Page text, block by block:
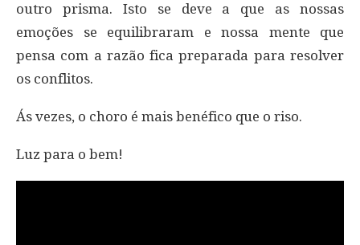
outro prisma. Isto se deve a que as nossas
emoções se equilibraram e nossa mente que
pensa com a razão fica preparada para resolver
os conflitos.
Ás vezes, o choro é mais benéfico que o riso.
Luz para o bem!